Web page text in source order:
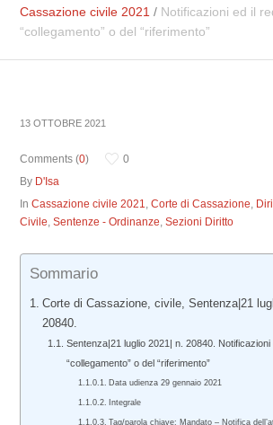
Cassazione civile 2021 / Notificazioni ed il
“collegamento” o del “riferimento”
13 OTTOBRE 2021
Comments (0)
0
By D'Isa
InCassazione civile 2021,Corte di Cassazione,
Civile,Sentenze - Ordinanze,Sezioni Diritto
Sommario
Corte di Cassazione, civile, Sentenza|21
20840.
Sentenza|21 luglio 2021| n. 20840. Notificazioni
“collegamento” o del “riferimento”
Data udienza 29 gennaio 2021
Integrale
Tag/parola chiave: Mandato – Notifica